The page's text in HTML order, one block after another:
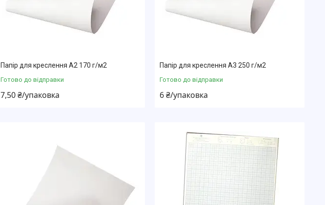
Папір для креслення А2 170 г/м2
Готово до відправки
7,50 ₴/упаковка
Папір для креслення А3 250 г/м2
Готово до відправки
6 ₴/упаковка